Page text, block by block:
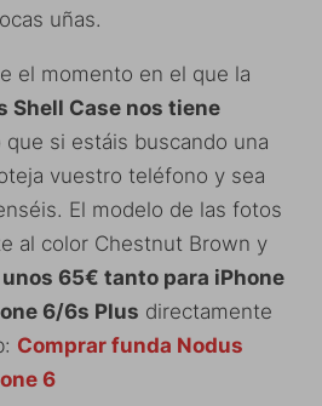
uñas.
el momento en el que la
Shell Case nos tiene
que si estáis buscando una
vuestro teléfono y sea
El modelo de las fotos
al color Chestnut Brown y
65€ tanto para iPhone
6/6s Plus directamente
Comprar funda Nodus
6